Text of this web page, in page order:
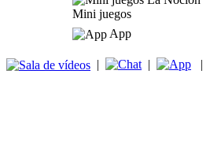
Mini juegos
App
| | |